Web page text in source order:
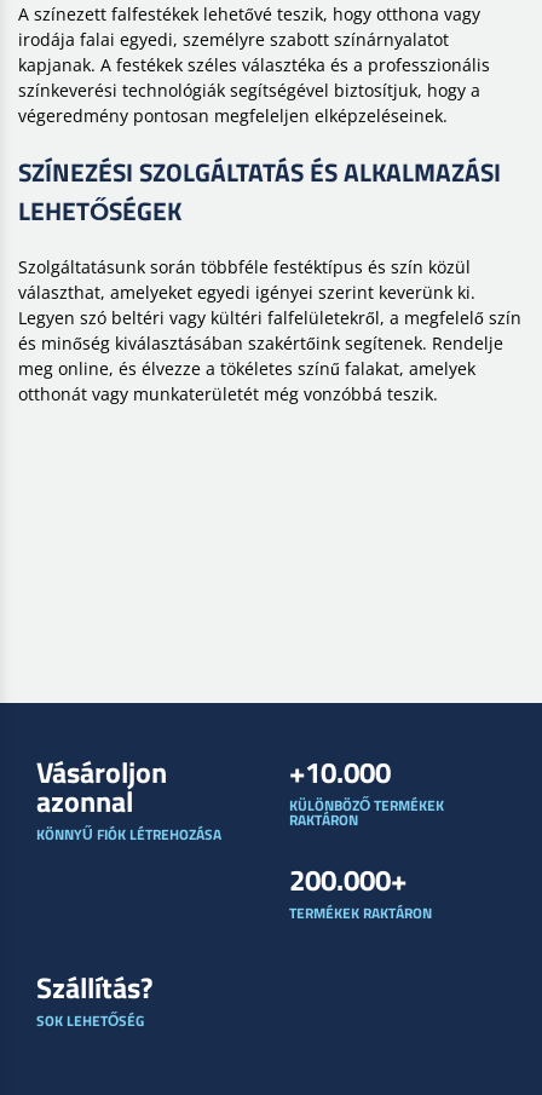
A színezett falfestékek lehetővé teszik, hogy otthona vagy
irodája falai egyedi, személyre szabott színárnyalatot
kapjanak. A festékek széles választéka és a professzionális
színkeverési technológiák segítségével biztosítjuk, hogy a
végeredmény pontosan megfeleljen elképzeléseinek.
SZÍNEZÉSI SZOLGÁLTATÁS ÉS ALKALMAZÁSI
LEHETŐSÉGEK
Szolgáltatásunk során többféle festéktípus és szín közül
választhat, amelyeket egyedi igényei szerint keverünk ki.
Legyen szó beltéri vagy kültéri falfelületekről, a megfelelő szín
és minőség kiválasztásában szakértőink segítenek. Rendelje
meg online, és élvezze a tökéletes színű falakat, amelyek
otthonát vagy munkaterületét még vonzóbbá teszik.
Vásároljon
azonnal
KÖNNYŰ FIÓK LÉTREHOZÁSA
+10.000
KÜLÖNBÖZŐ TERMÉKEK
RAKTÁRON
200.000+
TERMÉKEK RAKTÁRON
Szállítás?
SOK LEHETŐSÉG